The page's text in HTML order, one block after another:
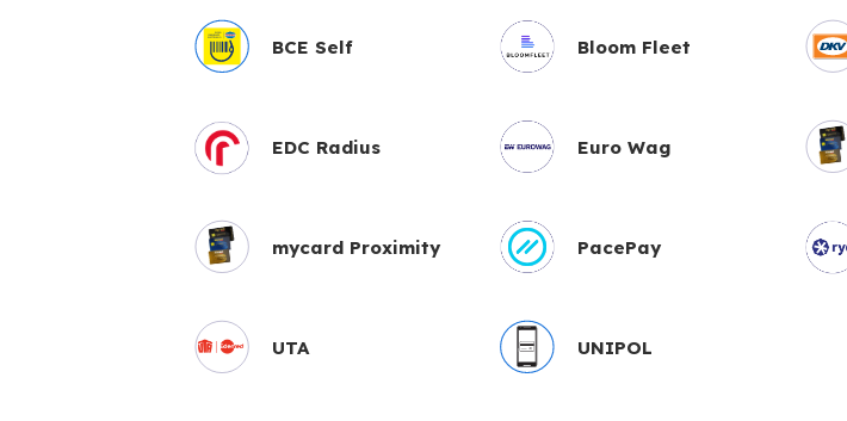
BCE Self Bloom Fleet
EDC Radius Euro Wag
mycard Proximity PacePay
UTA UNIPOL